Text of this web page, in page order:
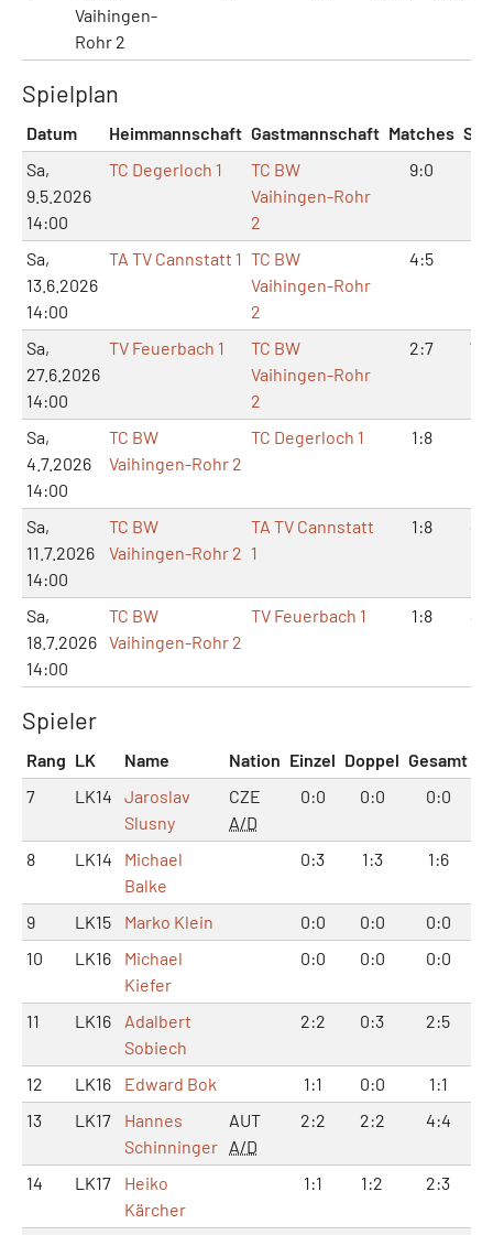
Vaihingen-
Rohr 2
Spielplan
Datum Heimmannschaft Gastmannschaft Matches
Sa,
9.5.2026
14:00
TC Degerloch 1
TC BW
Vaihingen-Rohr
2
9:0
Sa,
13.6.2026
14:00
TA TV Cannstatt 1 TC BW
Vaihingen-Rohr
2
4:5
Sa,
27.6.2026
14:00
TV Feuerbach 1
TC BW
Vaihingen-Rohr
2
2:7
Sa,
4.7.2026
14:00
TC BW
Vaihingen-Rohr 2
TC Degerloch 1 1:8
Sa,
11.7.2026
14:00
TC BW
Vaihingen-Rohr 2
TA TV Cannstatt
1
1:8
Sa,
18.7.2026
14:00
TC BW
Vaihingen-Rohr 2
TV Feuerbach 1 1:8
Spieler
Rang LK Name Nation Einzel Doppel Gesamt
7
LK14
Jaroslav
Slusny
CZE
A/D
0:0 0:0 0:0
8 LK14
Michael
Balke
0:3 1:3 1:6
9 LK15 Marko Klein 0:0 0:0
0:0
10
LK16
Michael
Kiefer
0:0 0:0 0:0
11 LK16
Adalbert
Sobiech
2:2 0:3 2:5
12 LK16 Edward Bok 1:1 0:0
1:1
13
LK17
Hannes
Schinninger
AUT
A/D
2:2 2:2 4:4
14 LK17
Heiko
Kärcher
1:1 1:2 2:3